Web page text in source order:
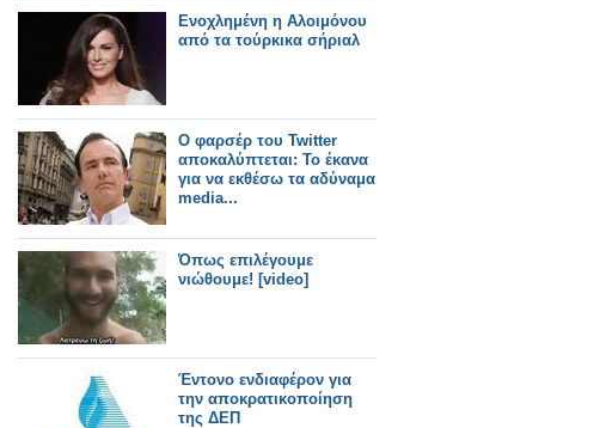
Ενοχλημένη η Αλοιμόνου
από τα τούρκικα σήριαλ
Ο φαρσέρ του Twitter
αποκαλύπτεται: Το έκανα
για να εκθέσω τα αδύναμα
media...
Όπως επιλέγουμε
νιώθουμε! [video]
Έντονο ενδιαφέρον για
την αποκρατικοποίηση
της ΔΕΠ